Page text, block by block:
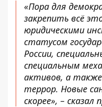
«Пора для
закрепить всё
юридическими
статусом
России,
специальным
активов, а
террор. Новые
скорее», – сказал